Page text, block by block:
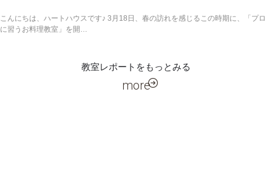
こんにちは、ハートハウスです♪ 3月18日、春の訪れを感じるこの時期に、「プロ
に習うお料理教室」を開…
教室レポートをもっとみる
more